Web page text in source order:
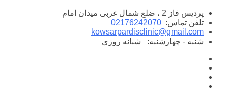
پرش
محتوا
پردیس فاز 2 ، ضلع شمال غربی میدان امام
تلفن تماس: 02176242070
kowsarpardisclinic@gmail.com
شنبه - چهارشنبه:
شبانه روزی